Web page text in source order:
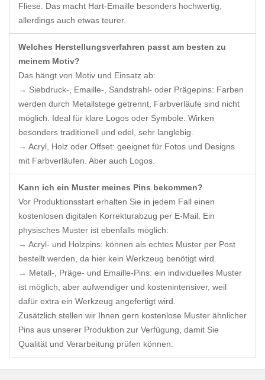
Fliese. Das macht Hart-Emaille besonders hochwertig,
allerdings auch etwas teurer.
Welches Herstellungsverfahren passt am besten zu
meinem Motiv?
Das hängt von Motiv und Einsatz ab:
→ Siebdruck-, Emaille-, Sandstrahl- oder Prägepins: Farben
werden durch Metallstege getrennt, Farbverläufe sind nicht
möglich. Ideal für klare Logos oder Symbole. Wirken
besonders traditionell und edel, sehr langlebig.
→ Acryl, Holz oder Offset: geeignet für Fotos und Designs
mit Farbverläufen. Aber auch Logos.
Kann ich ein Muster meines Pins bekommen?
Vor Produktionsstart erhalten Sie in jedem Fall einen
kostenlosen digitalen Korrekturabzug per E-Mail. Ein
physisches Muster ist ebenfalls möglich:
→ Acryl- und Holzpins: können als echtes Muster per Post
bestellt werden, da hier kein Werkzeug benötigt wird.
→ Metall-, Präge- und Emaille-Pins: ein individuelles Muster
ist möglich, aber aufwendiger und kostenintensiver, weil
dafür extra ein Werkzeug angefertigt wird.
Zusätzlich stellen wir Ihnen gern kostenlose Muster ähnlicher
Pins aus unserer Produktion zur Verfügung, damit Sie
Qualität und Verarbeitung prüfen können.